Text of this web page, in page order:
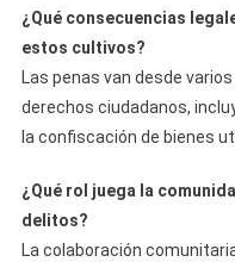
¿Qué consecuencias
estos cultivos?
Las penas van desde
derechos ciudadanos,
la confiscación de bienes
¿Qué rol juega la
delitos?
La colaboración